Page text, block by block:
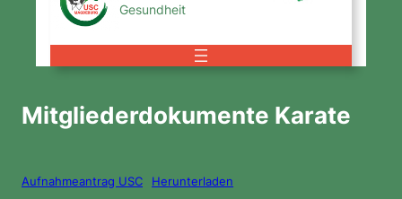
Gesundheit
Mitgliederdokumente Karate
Aufnahmeantrag USC Herunterladen